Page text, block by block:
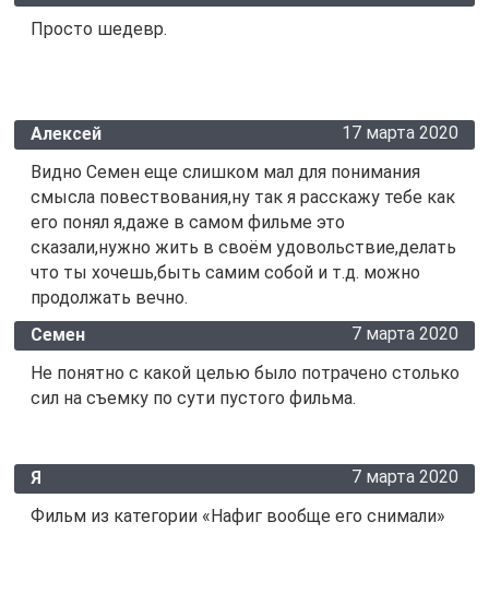
Просто шедевр.
Алексей
17 марта 2020
Видно Семен еще слишком мал для понимания
смысла повествования,ну так я расскажу тебе как
его понял я,даже в самом фильме это
сказали,нужно жить в своём удовольствие,делать
что ты хочешь,быть самим собой и т.д. можно
продолжать вечно.
Семен
7 марта 2020
Не понятно с какой целью было потрачено столько
сил на съемку по сути пустого фильма.
Я
7 марта 2020
Фильм из категории «Нафиг вообще его снимали»